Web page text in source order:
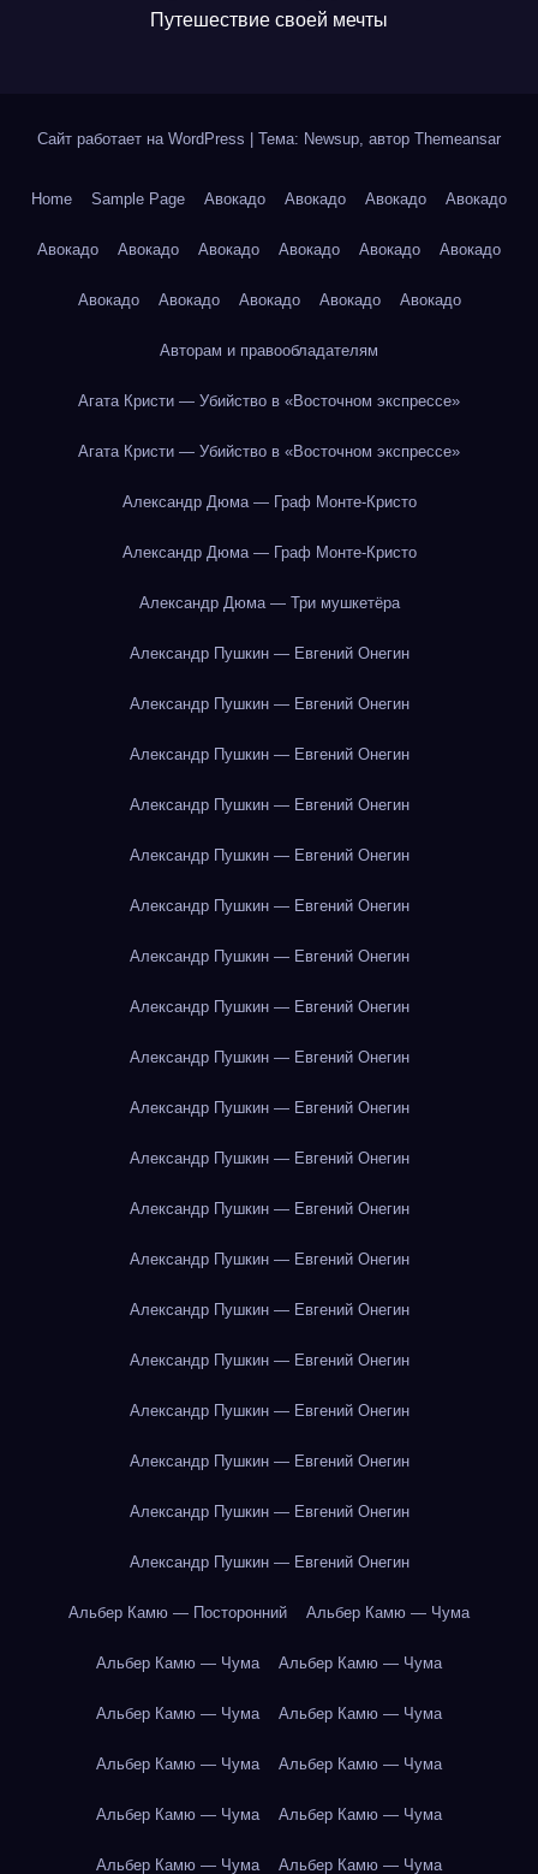
Путешествие своей мечты
Сайт работает на WordPress Тема: Newsup, автор Themeansar
Home Sample Page Авокадо Авокадо Авокадо Авокадо
Авокадо Авокадо Авокадо Авокадо Авокадо Авокадо
Авокадо Авокадо Авокадо Авокадо Авокадо
Авторам и правообладателям
Агата Кристи — Убийство в «Восточном экспрессе»
Агата Кристи — Убийство в «Восточном экспрессе»
Александр Дюма — Граф Монте-Кристо
Александр Дюма — Граф Монте-Кристо
Александр Дюма — Три мушкетёра
Александр Пушкин — Евгений Онегин
Александр Пушкин — Евгений Онегин
Александр Пушкин — Евгений Онегин
Александр Пушкин — Евгений Онегин
Александр Пушкин — Евгений Онегин
Александр Пушкин — Евгений Онегин
Александр Пушкин — Евгений Онегин
Александр Пушкин — Евгений Онегин
Александр Пушкин — Евгений Онегин
Александр Пушкин — Евгений Онегин
Александр Пушкин — Евгений Онегин
Александр Пушкин — Евгений Онегин
Александр Пушкин — Евгений Онегин
Александр Пушкин — Евгений Онегин
Александр Пушкин — Евгений Онегин
Александр Пушкин — Евгений Онегин
Александр Пушкин — Евгений Онегин
Александр Пушкин — Евгений Онегин
Александр Пушкин — Евгений Онегин
Альбер Камю — Посторонний Альбер Камю — Чума
Альбер Камю — Чума Альбер Камю — Чума
Альбер Камю — Чума Альбер Камю — Чума
Альбер Камю — Чума Альбер Камю — Чума
Альбер Камю — Чума Альбер Камю — Чума
Альбер Камю — Чума Альбер Камю — Чума